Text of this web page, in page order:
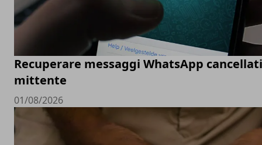
Recuperare messaggi WhatsApp
mittente
01/08/2026